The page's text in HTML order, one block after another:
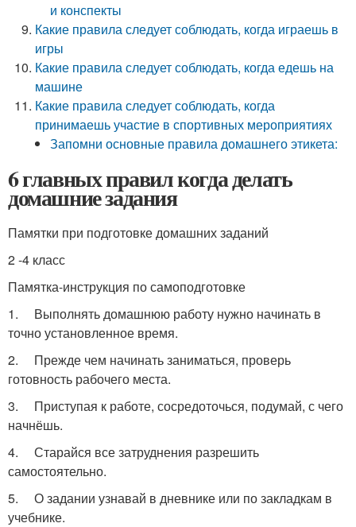
и конспекты
Какие правила следует соблюдать, когда играешь в
игры
Какие правила следует соблюдать, когда едешь на
машине
Какие правила следует соблюдать, когда
принимаешь участие в спортивных мероприятиях
Запомни основные правила домашнего этикета:
6 главных правил когда делать
домашние задания
Памятки при подготовке домашних заданий
2 -4 класс
Памятка-инструкция по самоподготовке
1. Выполнять домашнюю работу нужно начинать в
точно установленное время.
2. Прежде чем начинать заниматься, проверь
готовность рабочего места.
3. Приступая к работе, сосредоточься, подумай, с чего
начнёшь.
4. Старайся все затруднения разрешить
самостоятельно.
5. О задании узнавай в дневнике или по закладкам в
учебнике.